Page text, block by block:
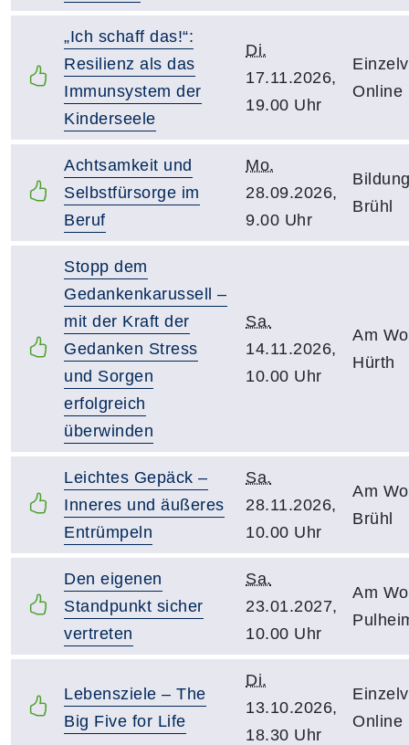
„Ich schaff das!“:
Resilienz als das
Immunsystem der
Kinderseele
Di.
17.11.2026,
19.00 Uhr
Online
Achtsamkeit und
Selbstfürsorge im
Beruf
Mo.
28.09.2026,
9.00 Uhr
Brühl
Stopp dem
Gedankenkarussell –
mit der Kraft der
Gedanken Stress
und Sorgen
erfolgreich
überwinden
Sa.
14.11.2026,
10.00 Uhr
Am
Hürth
Leichtes Gepäck –
Inneres und äußeres
Entrümpeln
Sa.
28.11.2026,
10.00 Uhr
Am
Brühl
Den eigenen
Standpunkt sicher
vertreten
Sa.
23.01.2027,
10.00 Uhr
Am
Lebensziele – The
Big Five for Life
Di.
13.10.2026,
18.30 Uhr
Online